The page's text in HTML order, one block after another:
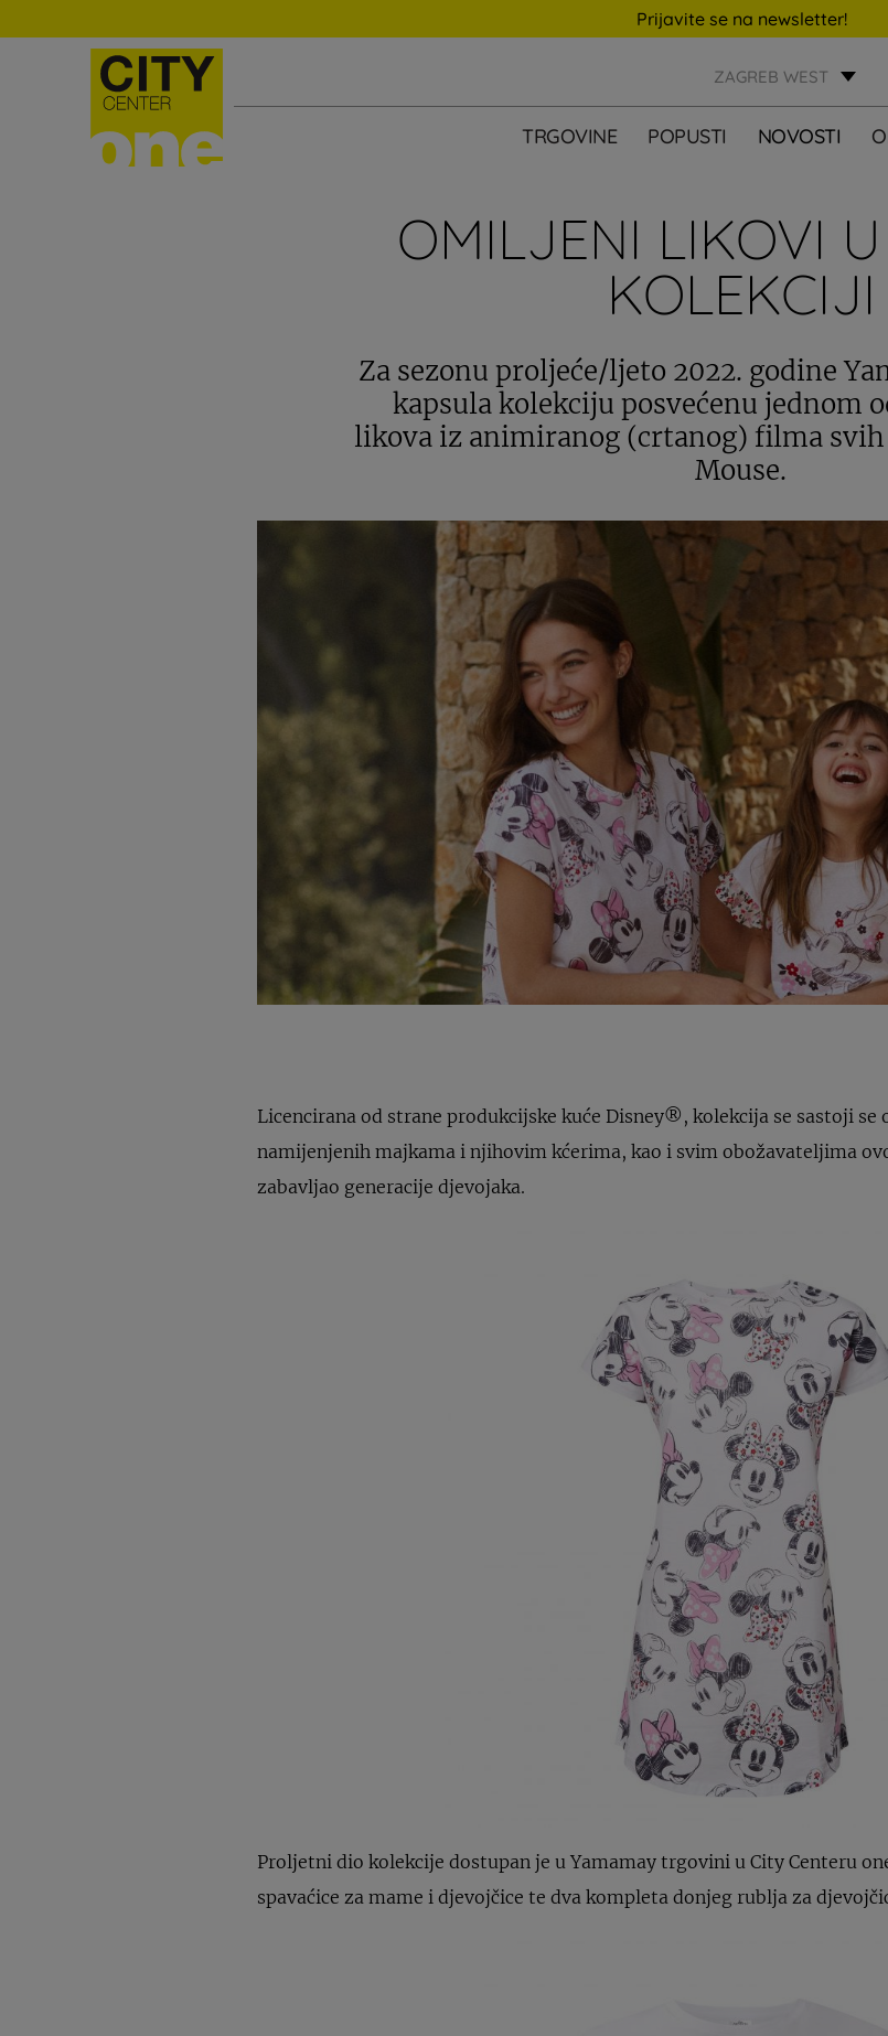
Prijavite se na newsletter!
ZAGREB WEST
TRGOVINE POPUSTI NOVOSTI
OMILJENI LIKOVI
KOLEKCIJI
Za sezonu proljeće/ljeto 2022. godine
kapsula kolekciju posvećenu jednom
likova iz animiranog (crtanog) filma
Mouse.
Licencirana od strane produkcijske kuće Disney®, kolekcija se sastoji se
namijenjenih majkama i njihovim kćerima, kao i svim obožavateljima
zabavljao generacije djevojaka.
Proljetni dio kolekcije dostupan je u Yamamay trgovini u City Centeru
spavaćice za mame i djevojčice te dva kompleta donjeg rublja za